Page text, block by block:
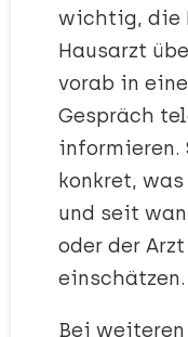
wichtig, die
Hausarzt
vorab in
Gespräch
informieren.
konkret,
und seit
oder der
einschätzen.
Bei